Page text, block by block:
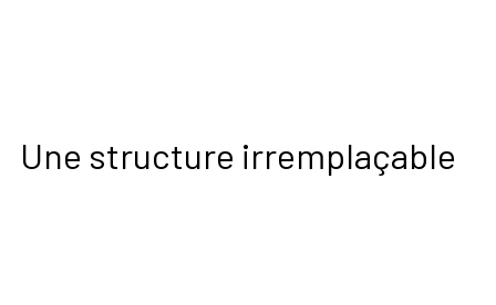
Une structure irremplaçable